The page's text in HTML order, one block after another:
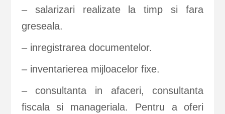
– salarizari realizate la timp si fara
greseala.
– inregistrarea documentelor.
– inventarierea mijloacelor fixe.
– consultanta in afaceri, consultanta
fiscala si manageriala. Pentru a oferi